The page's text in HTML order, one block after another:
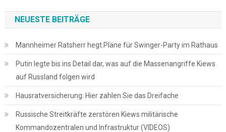
NEUESTE BEITRÄGE
Mannheimer Ratsherr hegt Pläne für Swinger-Party im Rathaus
Putin legte bis ins Detail dar, was auf die Massenangriffe Kiews
auf Russland folgen wird
Hausratversicherung: Hier zahlen Sie das Dreifache
Russische Streitkräfte zerstören Kiews militärische
Kommandozentralen und Infrastruktur (VIDEOS)